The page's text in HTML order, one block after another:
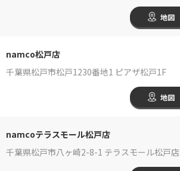
地図
namco松戸店
千葉県松戸市松戸1230番地1 ピアザ松戸1F
地図
namcoテラスモール松戸店
千葉県松戸市八ヶ崎2-8-1 テラスモール松戸